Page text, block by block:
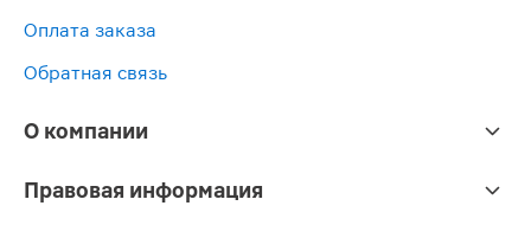
Оплата заказа
Обратная связь
О компании
Правовая информация